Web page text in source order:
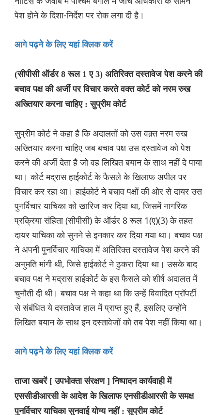
पेश होने के दिशा-निर्देश पर रोक लगा दी है।
आगे पढ़ने के लिए यहां क्लिक करें
(सीपीसी ऑर्डर 8 रूल 1 ए 3) अतिरिक्त दस्तावेज पेश करने की
बचाव पक्ष की अर्जी पर विचार करते वक्त कोर्ट को नरम रुख
अख्तियार करना चाहिए : सुप्रीम कोर्ट
सुप्रीम कोर्ट ने कहा है कि अदालतों को उस वक़्त नरम रुख
अख्तियार करना चाहिए जब बचाव पक्ष उस दस्तावेज को पेश
करने की अर्जी देता है जो वह लिखित बयान के साथ नहीं दे पाया
था। कोर्ट मद्रास हाईकोर्ट के फैसले के खिलाफ अपील पर
विचार कर रहा था। हाईकोर्ट ने बचाव पक्षों की ओर से दायर उस
पुनर्विचार याचिका को खारिज कर दिया था, जिसमें नागरिक
प्रक्रिया संहिता (सीपीसी) के ऑर्डर 8 रूल 1(ए)(3) के तहत
दायर याचिका को सुनने से इनकार कर दिया गया था। बचाव पक्ष
ने अपनी पुनर्विचार याचिका में अतिरिक्त दस्तावेज पेश करने की
अनुमति मांगी थी, जिसे हाईकोर्ट ने ठुकरा दिया था। उसके बाद
बचाव पक्ष ने मद्रास हाईकोर्ट के इस फैसले को शीर्ष अदालत में
चुनौती दी थी। बचाव पक्ष ने कहा था कि उन्हें विवादित प्रॉपर्टी
से संबंधित ये दस्तावेज हाल में प्राप्त हुए हैं, इसलिए उन्होंने
लिखित बयान के साथ इन दस्तावेजों को तब पेश नहीं किया था।
आगे पढ़ने के लिए यहां क्लिक करें
ताजा खबरें [ उपभोक्ता संरक्षण ] निष्पादन कार्यवाही में
एससीडीआरसी के आदेश के खिलाफ एनसीडीआरसी के समक्ष
पुनर्विचार याचिका सुनवाई योग्य नहीं : सुप्रीम कोर्ट